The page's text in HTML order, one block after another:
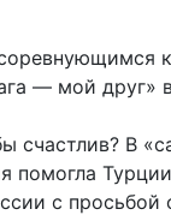
— мой
счастлив? В
с